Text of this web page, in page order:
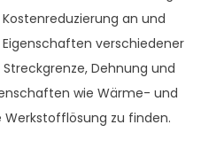
Kostenreduzierung an und
verschiedener
Dehnung und
wie Wärme- und
zu finden.